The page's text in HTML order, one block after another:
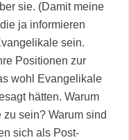
sie. (Damit meine
ja informieren
sein.
Positionen zur
wohl Evangelikale
hätten. Warum
sein? Warum sind
sich als Post-